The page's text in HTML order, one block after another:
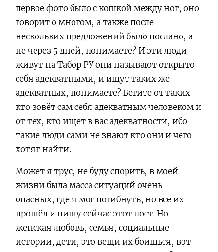
первое фото было с кошкой между ног, оно
говорит о многом, а также после
нескольких предложений было послано, а
не через 5 дней, понимаете? И эти люди
живут на Табор РУ они называют открыто
себя адекватными, и ищут таких же
адекватных, понимаете? Бегите от таких
кто зовёт сам себя адекватным человеком и
от тех, кто ищет в вас адекватности, ибо
такие люди сами не знают кто они и чего
хотят найти.
Может я трус, не буду спорить, в моей
жизни была масса ситуаций очень
опасных, где я мог погибнуть, но все их
прошёл и пишу сейчас этот пост. Но
женская любовь, семья, социальные
истории, дети, это вещи их боишься, вот